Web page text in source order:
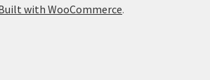
with WooCommerce.